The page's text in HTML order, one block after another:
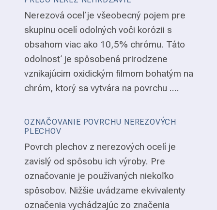
Nerezová oceľ je všeobecný pojem pre
skupinu ocelí odolných voči korózii s
obsahom viac ako 10,5% chrómu. Táto
odolnosť je spôsobená prirodzene
vznikajúcim oxidickým filmom bohatým na
chróm, ktorý sa vytvára na povrchu ....
OZNAČOVANIE POVRCHU NEREZOVÝCH
PLECHOV
Povrch plechov z nerezových ocelí je
zavislý od spôsobu ich výroby. Pre
označovanie je používaných niekoľko
spôsobov. Nižšie uvádzame ekvivalenty
označenia vychádzajúc zo značenia